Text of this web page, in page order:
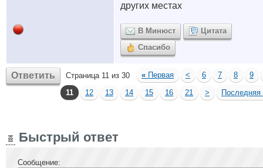
других местах
В Минюст
Цитата
Спасибо
Ответить Страница 11 из 30 « Первая < 6 7 8
9
11
12 13 14 15 16 21 > Последняя
Быстрый ответ
Сообщение: